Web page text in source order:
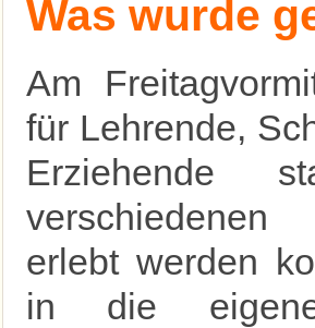
Was wurde
Am
für Lehrende,
Erziehende
verschiedenen
erlebt werden
in die